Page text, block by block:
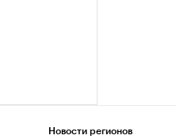
Новости регионов